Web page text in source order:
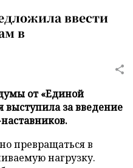
ввести
в
от «Единой
за введение
превращаться в
нагрузку.